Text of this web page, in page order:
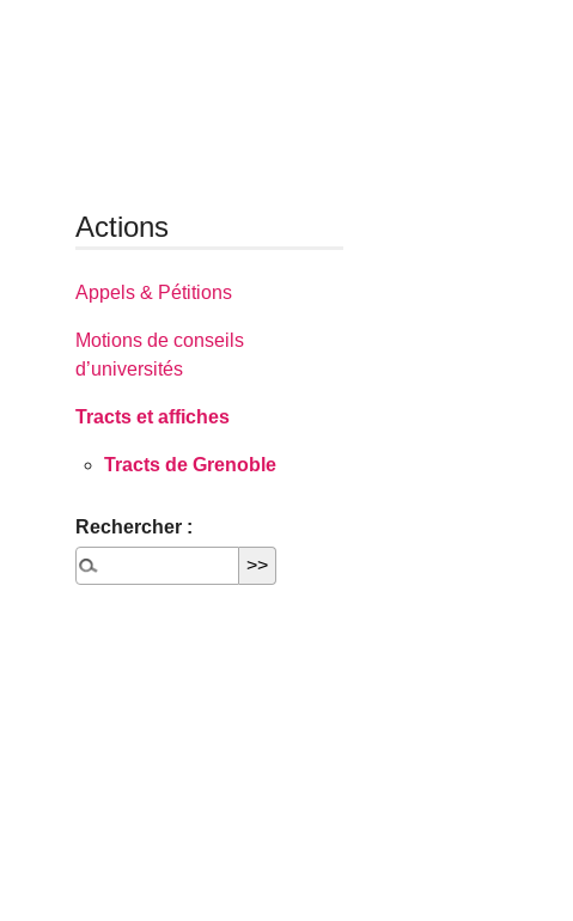
Actions
Appels & Pétitions
Motions de conseils
d’universités
Tracts et affiches
Tracts de Grenoble
Rechercher :